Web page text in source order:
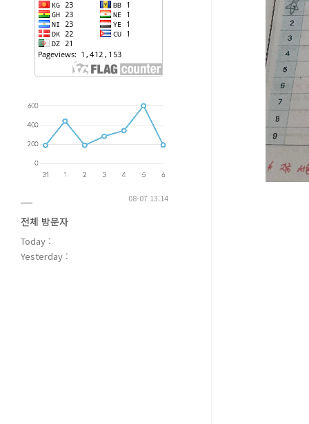
08-07 13:14
전체 방문자
Today :
Yesterday :